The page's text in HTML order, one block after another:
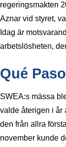
regeringsmakten
Aznar vid styret,
Idag är
arbetslösheten,
Qué
SWEA:s mässa
valde återigen i år
den från allra
november kunde